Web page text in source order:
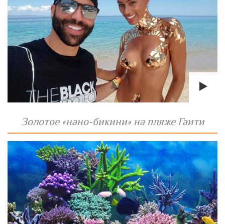
Золотое «нано-бикини» на пляже Гаити